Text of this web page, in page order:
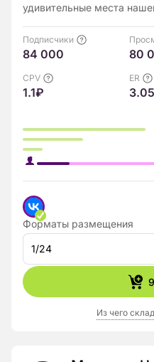
удивительные места
Подписчики
84 000 80
CPV
1.1₽
ER
Форматы размещения
1/24
Из чего